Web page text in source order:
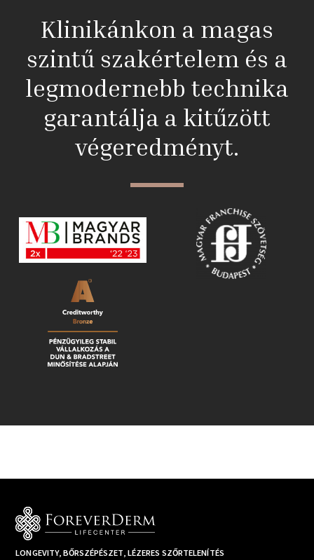
Klinikánkon a magas
szintű szakértelem és a
legmodernebb technika
garantálja a kitűzött
végeredményt.
LONGEVITY, BŐRSZÉPÉSZET, LÉZERES SZŐRTELENÍTÉS